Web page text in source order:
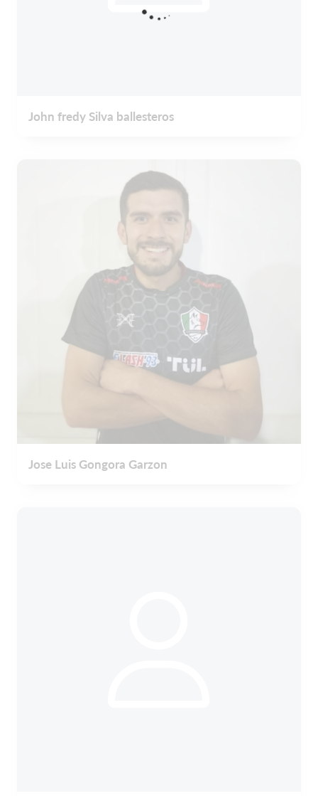
John fredy Silva ballesteros
Jose Luis Gongora Garzon